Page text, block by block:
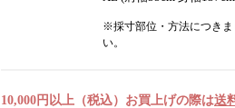
※採寸部位・方法につきま
い。
10,000円以上（税込）お買上げの際は送